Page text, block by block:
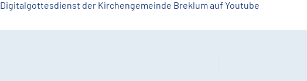
Digitalgottesdienst der Kirchengemeinde Breklum auf Youtube